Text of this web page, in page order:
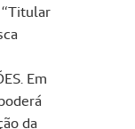
Em
da